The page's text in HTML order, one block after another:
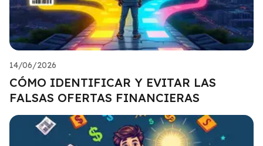
14/06/2026
CÓMO IDENTIFICAR Y EVITAR LAS
FALSAS OFERTAS FINANCIERAS